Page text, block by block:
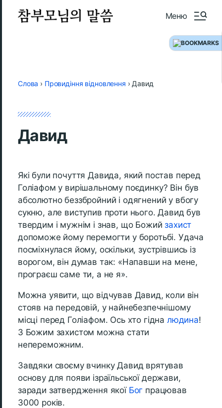
Меню
Слова › Провидіння відновлення › Давид
Давид
Які були почуття Давида, який постав перед
Голіафом у вирішальному поєдинку? Він був
абсолютно беззбройний і одягнений у вбогу
сукню, але виступив проти нього. Давид був
твердим і мужнім і знав, що Божий захист
допоможе йому перемогти у боротьбі. Удача
посміхнулася йому, оскільки, зустрівшись із
ворогом, він думав так: «Напавши на мене,
програєш саме ти, а не я».
Можна уявити, що відчував Давид, коли він
стояв на передовій, у найнебезпечнішому
місці перед Голіафом. Ось хто гідна людина!
З Божим захистом можна стати
непереможним.
Завдяки своєму вчинку Давид врятував
основу для появи ізраїльської держави,
заради затвердження якої Бог працював
3000 років.